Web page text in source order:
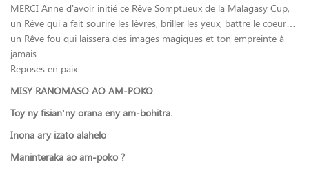
MERCI Anne d’avoir initié ce Rêve Somptueux de la Malagasy Cup,
un Rêve qui a fait sourire les lèvres, briller les yeux, battre le coeur…
un Rêve fou qui laissera des images magiques et ton empreinte à
jamais.
Reposes en paix.
MISY RANOMASO AO AM-POKO
Toy ny fisian’ny orana eny am-bohitra.
Inona ary izato alahelo
Maninteraka ao am-poko ?